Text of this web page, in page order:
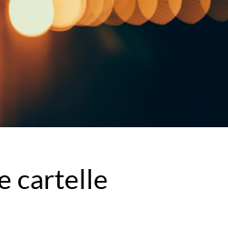
cartelle